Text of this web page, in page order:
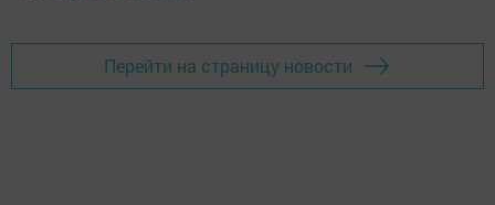
Перейти на страницу новости